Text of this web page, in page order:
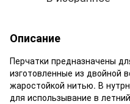
Описание
Перчатки предназначены
изготовленные из двойной
жаростойкой нитью. В
для использывание в